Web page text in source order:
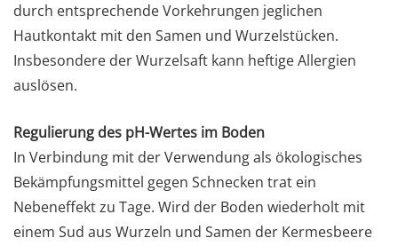
durch entsprechende Vorkehrungen jeglichen
Hautkontakt mit den Samen und Wurzelstücken.
Insbesondere der Wurzelsaft kann heftige Allergien
auslösen.
Regulierung des pH-Wertes im Boden
In Verbindung mit der Verwendung als ökologisches
Bekämpfungsmittel gegen Schnecken trat ein
Nebeneffekt zu Tage. Wird der Boden wiederholt mit
einem Sud aus Wurzeln und Samen der Kermesbeere